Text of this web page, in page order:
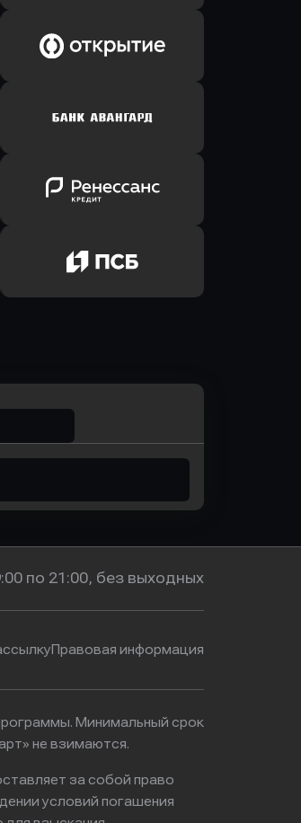
Оправить заявку
в ВТБ
в Банк Открытие
Оправить заявку
в Банк Авангард
Оправить заявку
в Ренессанс Банк
по 21:00, без выходных
Правовая информация
Минимальный срок
не взимаются.
за собой право
условий погашения